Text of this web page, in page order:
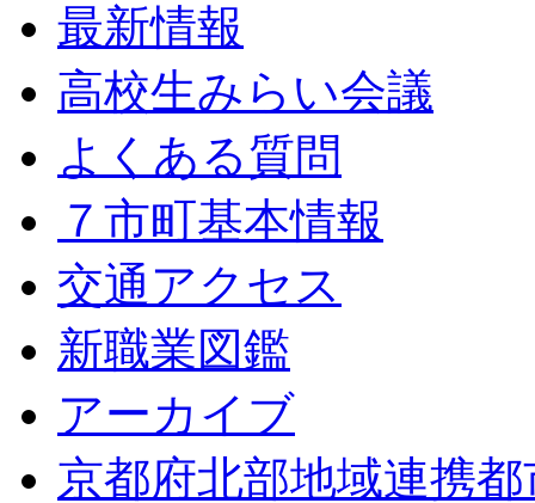
最新情報
高校生みらい会議
よくある質問
７市町基本情報
交通アクセス
新職業図鑑
アーカイブ
京都府北部地域連携